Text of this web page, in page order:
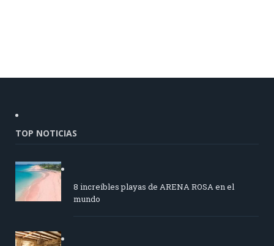
TOP NOTICIAS
8 increíbles playas de ARENA ROSA en el
mundo